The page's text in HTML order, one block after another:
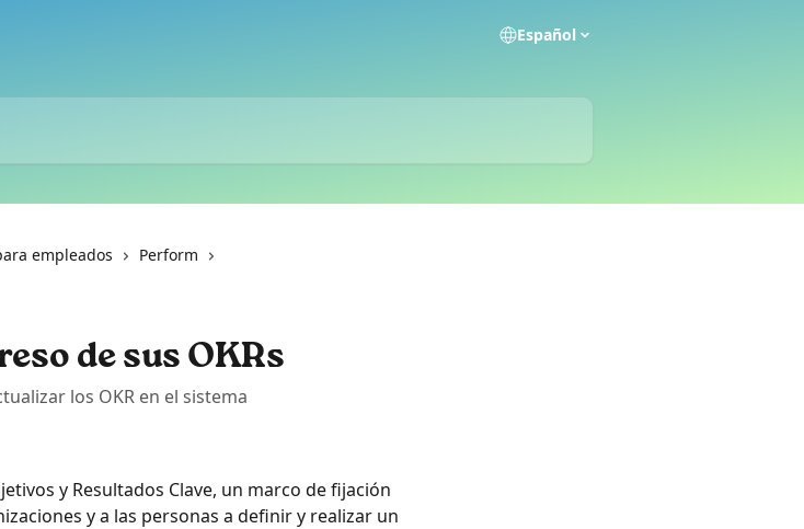
Español
empleados
Perform
de sus OKRs
los OKR en el sistema
y Resultados Clave, un marco de fijación
y a las personas a definir y realizar un